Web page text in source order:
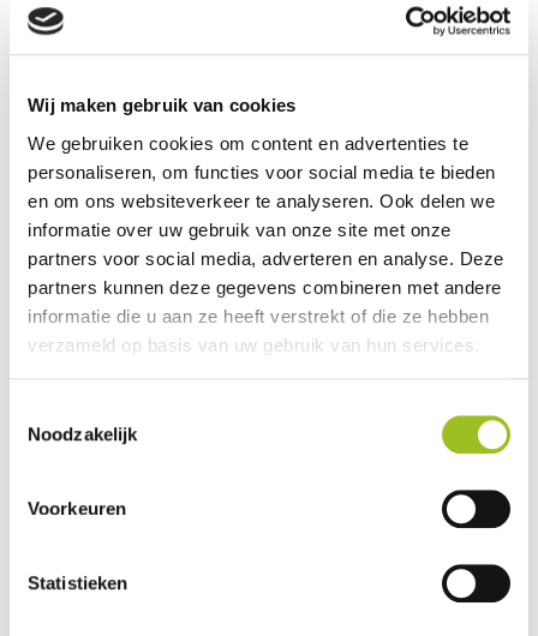
Wij maken gebruik van cookies
We gebruiken cookies om content en advertenties te
personaliseren, om functies voor social media te bieden
en om ons websiteverkeer te analyseren. Ook delen we
informatie over uw gebruik van onze site met onze
partners voor social media, adverteren en analyse. Deze
partners kunnen deze gegevens combineren met andere
informatie die u aan ze heeft verstrekt of die ze hebben
verzameld op basis van uw gebruik van hun services.
Noodzakelijk
Voorkeuren
Statistieken
Verslagen
> Bekijk notulen netwerkbijeenkomst M&T Zuid 13
juni 2024
> Bekijk notulen netwerkbijeenkomst M&T Noord 20
juni 2024
Bekijk de foto's